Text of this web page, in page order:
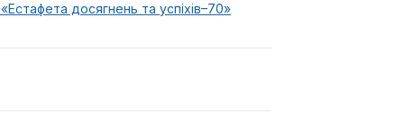
досягнень та успіхів–70»